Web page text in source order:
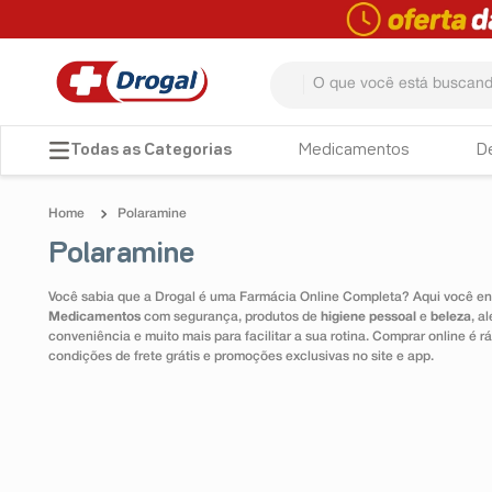
Medicamentos
Polaramine
Polaramine
Você sabia que a Drogal é uma Farmácia Online Completa? Aqui você
Medicamentos com segurança, produtos de higiene pessoal e beleza,
conveniência e muito mais para facilitar a sua rotina. Comprar online é
condições de frete grátis e promoções exclusivas no site e app.
TERMOS MAIS BUSCADOS
4º tadalafila
5º minoxidil